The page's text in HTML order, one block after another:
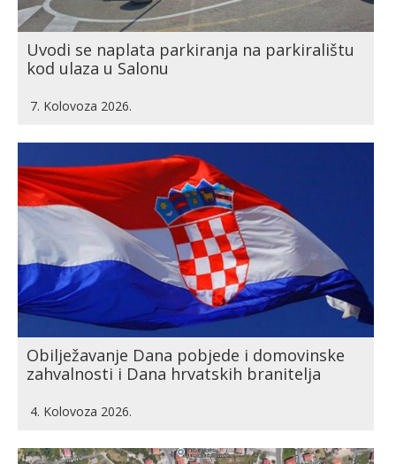
Uvodi se naplata parkiranja na parkiralištu
kod ulaza u Salonu
7. Kolovoza 2026.
Obilježavanje Dana pobjede i domovinske
zahvalnosti i Dana hrvatskih branitelja
4. Kolovoza 2026.